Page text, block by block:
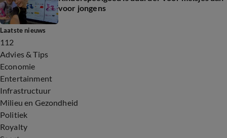
voor jongens
Laatste nieuws
112
Advies & Tips
Economie
Entertainment
Infrastructuur
Milieu en Gezondheid
Politiek
Royalty